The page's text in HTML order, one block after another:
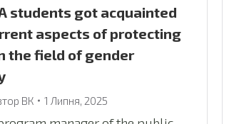
students got acquainted
aspects of protecting
the field of gender
ВК 1 Липня, 2025